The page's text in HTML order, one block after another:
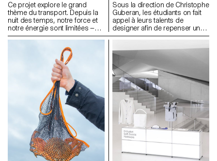
Ce projet explore le grand
thème du transport. Depuis la
nuit des temps, notre force et
notre énergie sont limitées —
c’est pourquoi nous avons
pour déplacer les choses qui
nous entourent. Les élèves de
première année devaient
concevoir un objet capable de
déplacer ou de transporter
intelligemment et
confortablement les éléments
de leur choix.
Sous la direction de Christophe
Guberan, les étudiants on fait
appel à leurs talents de
designer afin de repenser un
objet du quotidient qui
d’énergie qu’il ne devrait.Grace
à leurs sens de l’observation ils
ont choisis une typologie
d’objet contemporain
énergivore et on réduit sa
dépendance en énergie lors de
son utilisation.